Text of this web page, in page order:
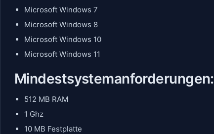
Microsoft Windows 7
Microsoft Windows 8
Microsoft Windows 10
Microsoft Windows 11
Mindestsystemanforderungen:
512 MB RAM
1 Ghz
10 MB Festplatte